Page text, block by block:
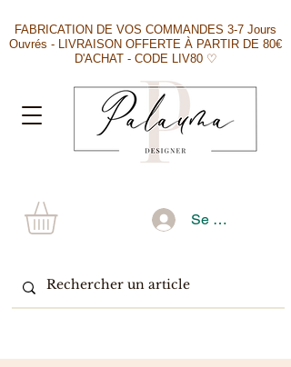
FABRICATION DE VOS COMMANDES 3-7 Jours
Ouvrés - LIVRAISON OFFERTE À PARTIR DE 80€
D'ACHAT - CODE LIV80 ♡
Se connecter